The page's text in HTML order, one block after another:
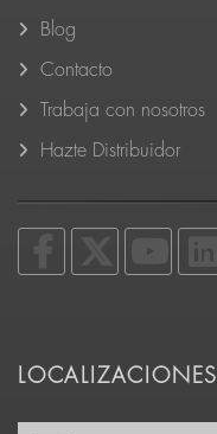
Blog
Contacto
Trabaja con nosotros
Hazte Distribuidor
LOCALIZACIONES